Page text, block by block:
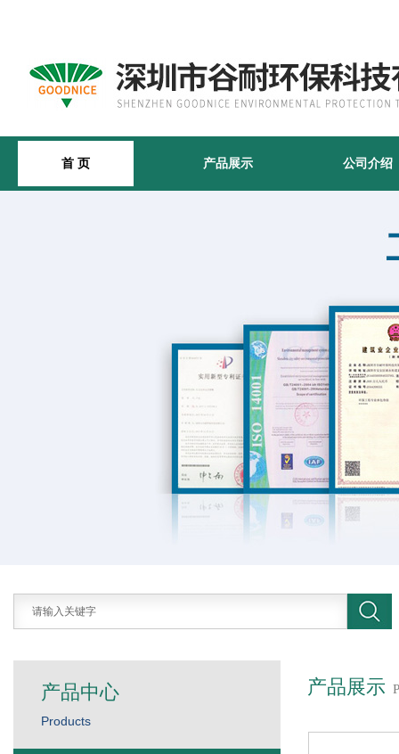
首 页 产品展示 公司介绍
产品展示
产品中心
Products